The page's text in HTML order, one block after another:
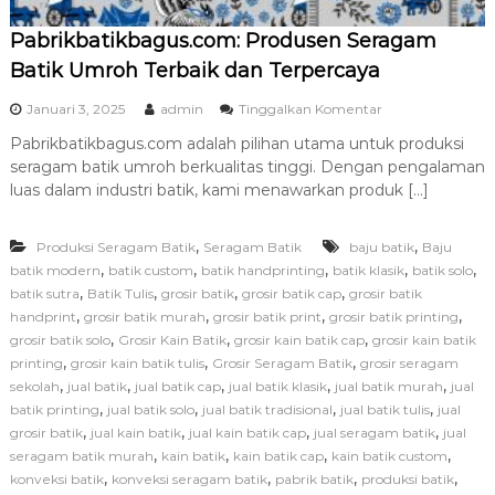
a
t
l
B
e
u
a
i
t
a
Pabrikbatikbagus.com: Produsen Seragam
Batik Umroh Terbaik dan Terpercaya
Januari 3, 2025 admin Tinggalkan Komentarp
d
a
P
r
i
a
t
i
k
b
u
s
Pabrikbatikbagus.com adalah pilihan utama untuk produksi
seragam batik umroh berkualitas tinggi. Dengan pengalaman
luas dalam industri batik, kami menawarkan produk […]
Produksi Seragam Batik, Seragam Batik baju batik, Baju
batik modern, batik custom, batik handprinting, batik klasik, batik solo,
batik sutra, Batik Tulis, grosir batik, grosir batik cap, grosir batik
handprint, grosir batik murah, grosir batik print, grosir batik printing,
grosir batik solo, Grosir Kain Batik, grosir kain batik cap, grosir kain batik
printing, grosir kain batik tulis, Grosir Seragam Batik, grosir seragam
sekolah, jual batik, jual batik cap, jual batik klasik, jual batik murah, jual
batik printing, jual batik solo, jual batik tradisional, jual batik tulis, jual
grosir batik, jual kain batik, jual kain batik cap, jual seragam batik, jual
seragam batik murah, kain batik, kain batik cap, kain batik custom,
konveksi batik, konveksi seragam batik, pabrik batik, produksi batik,